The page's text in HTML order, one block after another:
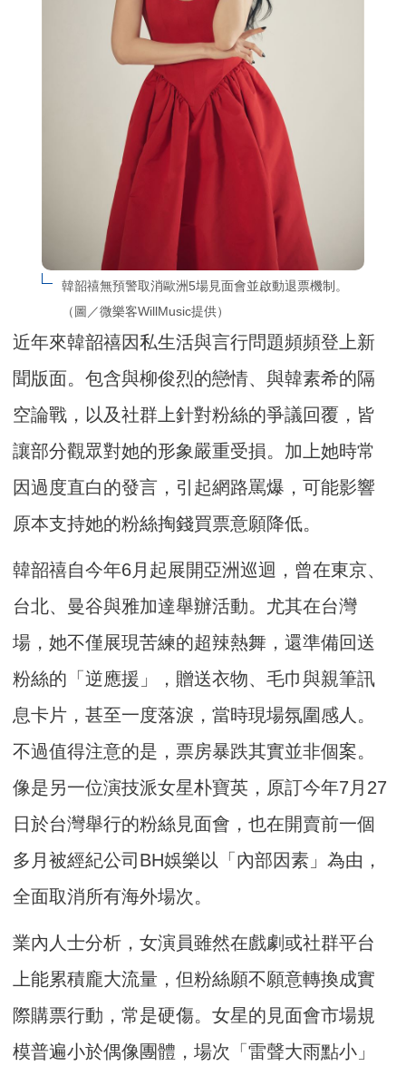
韓韶禧無預警取消歐洲5場見面會並啟動退票機制。
（圖／微樂客WillMusic提供）
近年來韓韶禧因私生活與言行問題頻頻登上新
聞版面。包含與柳俊烈的戀情、與韓素希的隔
空論戰，以及社群上針對粉絲的爭議回覆，皆
讓部分觀眾對她的形象嚴重受損。加上她時常
因過度直白的發言，引起網路罵爆，可能影響
原本支持她的粉絲掏錢買票意願降低。
韓韶禧自今年6月起展開亞洲巡迴，曾在東京、
台北、曼谷與雅加達舉辦活動。尤其在台灣
場，她不僅展現苦練的超辣熱舞，還準備回送
粉絲的「逆應援」，贈送衣物、毛巾與親筆訊
息卡片，甚至一度落淚，當時現場氛圍感人。
不過值得注意的是，票房暴跌其實並非個案。
像是另一位演技派女星朴寶英，原訂今年7月27
日於台灣舉行的粉絲見面會，也在開賣前一個
多月被經紀公司BH娛樂以「內部因素」為由，
全面取消所有海外場次。
業內人士分析，女演員雖然在戲劇或社群平台
上能累積龐大流量，但粉絲願不願意轉換成實
際購票行動，常是硬傷。女星的見面會市場規
模普遍小於偶像團體，場次「雷聲大雨點小」